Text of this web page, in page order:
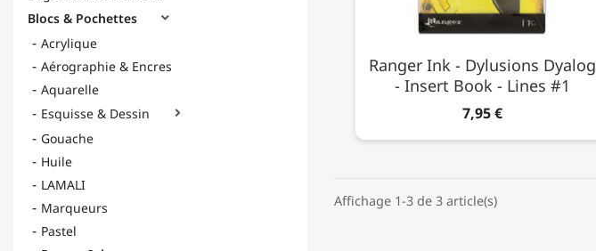
Blocs & Pochettes

Acrylique
Aérographie & Encres
Aquarelle
Esquisse & Dessin

Gouache
Huile
LAMALI
Marqueurs
Pastel
Ranger Ink - Dylusions Dyalog
- Insert Book - Lines #1
7,95 €
Affichage 1-3 de 3 article(s)